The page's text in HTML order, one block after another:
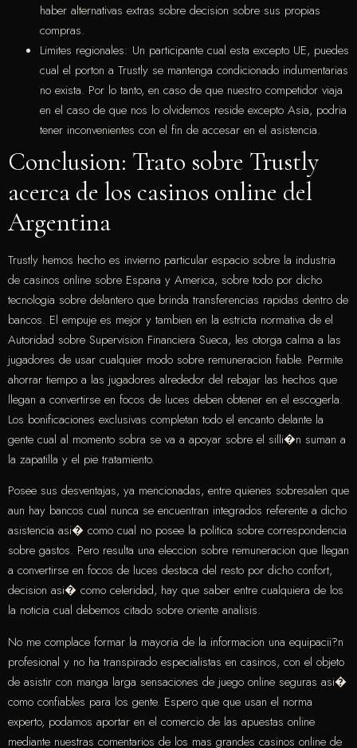
haber alternativas extras sobre decision sobre sus propias
compras.
Limites regionales: Un participante cual esta excepto UE, puedes
cual el porton a Trustly se mantenga condicionado indumentarias
no exista. Por lo tanto, en caso de que nuestro competidor viaja
en el caso de que nos lo olvidemos reside excepto Asia, podria
tener inconvenientes con el fin de accesar en el asistencia.
Conclusion: Trato sobre Trustly
acerca de los casinos online del
Argentina
Trustly hemos hecho es invierno particular espacio sobre la industria
de casinos online sobre Espana y America, sobre todo por dicho
tecnologia sobre delantero que brinda transferencias rapidas dentro de
bancos. El empuje es mejor y tambien en la estricta normativa de el
Autoridad sobre Supervision Financiera Sueca, les otorga calma a las
jugadores de usar cualquier modo sobre remuneracion fiable. Permite
ahorrar tiempo a las jugadores alrededor del rebajar las hechos que
llegan a convertirse en focos de luces deben obtener en el escogerla.
Los bonificaciones exclusivas completan todo el encanto delante la
gente cual al momento sobra se va a apoyar sobre el silli�n suman a
la zapatilla y el pie tratamiento.
Posee sus desventajas, ya mencionadas, entre quienes sobresalen que
aun hay bancos cual nunca se encuentran integrados referente a dicho
asistencia asi� como cual no posee la politica sobre correspondencia
sobre gastos. Pero resulta una eleccion sobre remuneracion que llegan
a convertirse en focos de luces destaca del resto por dicho confort,
decision asi� como celeridad, hay que saber entre cualquiera de los
la noticia cual debemos citado sobre oriente analisis.
No me complace formar la mayoria de la informacion una equipacii?n
profesional y no ha transpirado especialistas en casinos, con el objeto
de asistir con manga larga sensaciones de juego online seguras asi�
como confiables para los gente. Espero que que usan el norma
experto, podamos aportar en el comercio de las apuestas online
mediante nuestras comentarios de los mas grandes casinos online de